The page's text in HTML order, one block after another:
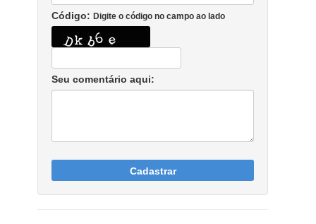
Código: Digite o código no campo ao lado
Seu comentário aqui:
Cadastrar